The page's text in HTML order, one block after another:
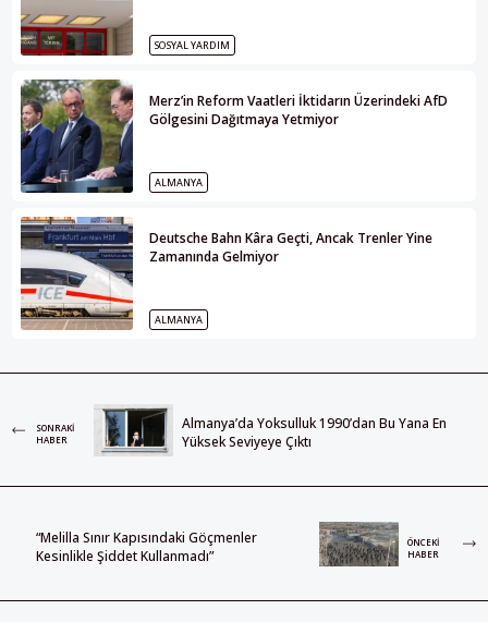
SOSYAL YARDIM
Merz’in Reform Vaatleri İktidarın Üzerindeki AfD
Gölgesini Dağıtmaya Yetmiyor
ALMANYA
Deutsche Bahn Kâra Geçti, Ancak Trenler Yine
Zamanında Gelmiyor
ALMANYA
SONRAKI
HABER
Almanya’da Yoksulluk 1990’dan Bu Yana En
Yüksek Seviyeye Çıktı
“Melilla Sınır Kapısındaki Göçmenler
Kesinlikle Şiddet Kullanmadı”
ÖNCEKI
HABER